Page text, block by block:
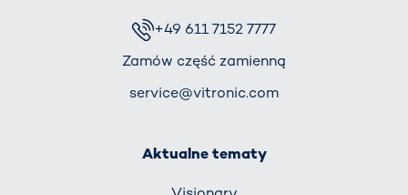
+49 611 7152 7777
Zamów część zamienną
service@vitronic.com
Aktualne tematy